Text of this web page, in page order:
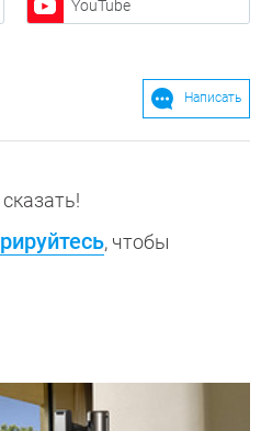
YouTube
Написать
, чтобы